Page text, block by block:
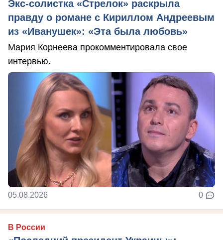
Экс-солистка «Стрелок» раскрыла
правду о романе с Кириллом Андреевым
из «Иванушек»: «Эта была любовь»
Мария Корнеева прокомментировала свое
интервью.
05.08.2026 0
В России